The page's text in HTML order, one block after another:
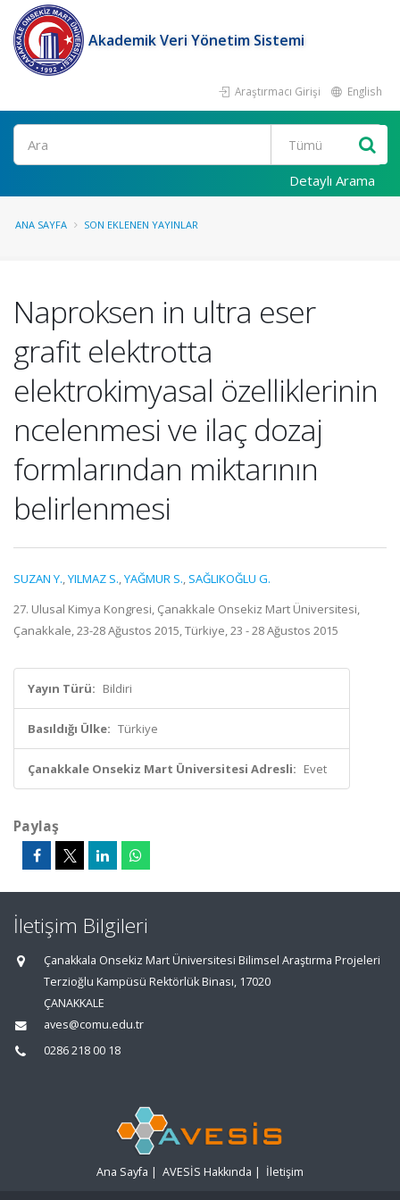
Akademik Veri Yönetim Sistemi
Araştırmacı Girişi English
Ara
Detaylı Arama
ANA SAYFA SON EKLENEN YAYINLAR
Naproksen in ultra eser
grafit elektrotta
elektrokimyasal özelliklerinin
ncelenmesi ve ilaç dozaj
formlarından miktarının
belirlenmesi
SUZAN Y.,YILMAZ S.,YAĞMUR S., SAĞLIKOĞLU G.
27. Ulusal Kimya Kongresi, Çanakkale Onsekiz Mart Üniversitesi,
Çanakkale, 23-28 Ağustos 2015, Türkiye, 23 - 28 Ağustos 2015
Yayın Türü: Bildiri
Basıldığı Ülke: Türkiye
Çanakkale Onsekiz Mart Üniversitesi Adresli: Evet
Paylaş
İletişim Bilgileri
Çanakkala Onsekiz Mart Üniversitesi Bilimsel Araştırma Projeleri
Terzioğlu Kampüsü Rektörlük Binası, 17020
ÇANAKKALE
aves@comu.edu.tr
0286 218 00 18
Ana Sayfa | AVESİS Hakkında | İletişim